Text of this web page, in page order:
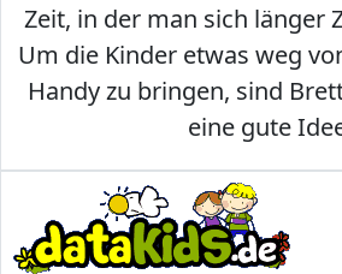
Zeit, in der man sich länger
Um die Kinder etwas weg
Handy zu bringen, sind
eine gute